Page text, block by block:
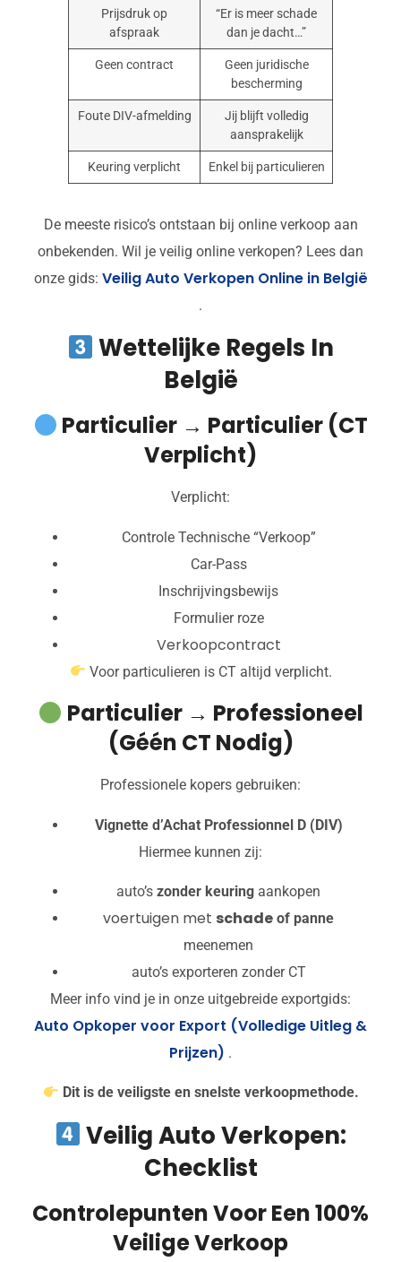
Prijsdruk op
afspraak
“Er is meer schade
dan je dacht…”
Geen contract
Geen juridische
bescherming
Foute DIV-afmelding
Jij blijft volledig
aansprakelijk
Keuring verplicht Enkel bij particulieren
De meeste risico’s ontstaan bij online verkoop aan
onbekenden. Wil je veilig online verkopen? Lees dan
onze gids: Veilig Auto Verkopen Online in België
.
Wettelijke Regels In
België
Particulier → Particulier (CT
Verplicht)
Verplicht:
Controle Technische “Verkoop”
Car-Pass
Inschrijvingsbewijs
Formulier roze
Verkoopcontract
Voor particulieren is CT altijd verplicht.
Particulier → Professioneel
(géén CT Nodig)
Professionele kopers gebruiken:
Vignette d’Achat Professionnel D (DIV)
Hiermee kunnen zij:
auto’s zonder keuring aankopen
voertuigen met schade of panne
meenemen
auto’s exporteren zonder CT
Meer info vind je in onze uitgebreide exportgids:
Auto Opkoper voor Export (Volledige Uitleg &
Prijzen) .
Dit is de veiligste en snelste verkoopmethode.
Veilig Auto Verkopen:
Checklist
Controlepunten Voor Een 100%
Veilige Verkoop